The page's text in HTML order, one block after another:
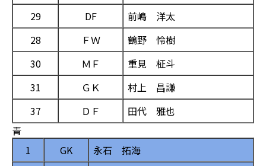
29
DF
前嶋 洋太
28
ＦＷ
鶴野 怜樹
30
ＭＦ
重見 柾斗
31
ＧＫ
村上 昌謙
37
ＤＦ
田代 雅也
青
1
GK
永石 拓海